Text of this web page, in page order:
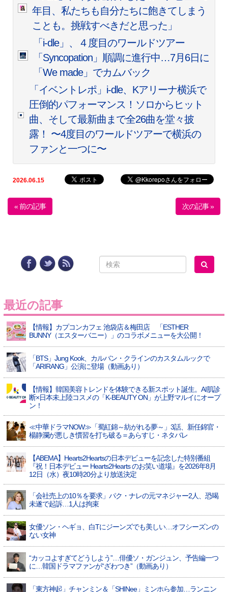
年目、私たちも自分たちに飽きてしまう
ことも。挑戦すべきだと思った」
「i-dle」、４度目のワールドツアー
「Syncopation」順調に進行中…7月6日に
「We made」でカムバック
「イベントレポ」i-dle、Kアリーナ横浜で
圧倒的パフォーマンス！ソロからヒット
曲、そして最新曲まで全26曲を堂々披
露！ 〜4度目のワールドツアーで横浜の
ファンと一つに〜
2026.06.15
« 前の記事 次の記事 »
最近の記事
【情報】カプコンカフェ 池袋店＆梅田店 「ESTHER
BUNNY（エスターバニー）」のコラボメニューを大公開！
「BTS」Jung Kook、カルバン・クラインのカスタムルックで
「ARIRANG」公演に登場（動画あり）
【情報】韓国美容トレンドを体験できる新スポット誕生。AI肌診
断×日本未上陸コスメの「K-BEAUTY ON」が上野マルイにオープ
ン！
≪中華ドラマNOW≫「蜀紅錦～紡がれる夢～」3話、新任錦官・
楊静瀾が悪しき慣習を打ち破る＝あらすじ・ネタバレ
【ABEMA】Hearts2Heartsの日本デビューを記念した特別番組
『祝！日本デビュー Hearts2Hearts のお笑い道場』を2026年8月
12日（水）夜10時20分より放送決定
「会社売上の10％を要求」パク・ナレの元マネジャー2人、恐喝
未遂で起訴…1人は拘束
女優ソン・ヘギョ、白Tにジーンズでも美しい…オフシーズンの
ない女神
“カッコよすぎてどうしよう”…俳優ソ・ガンジュン、予告編一つ
に…韓国ドラマファンが“ざわつき”（動画あり）
「東方神起」チャンミン＆「SHINee」ミンホら参加…ランニン